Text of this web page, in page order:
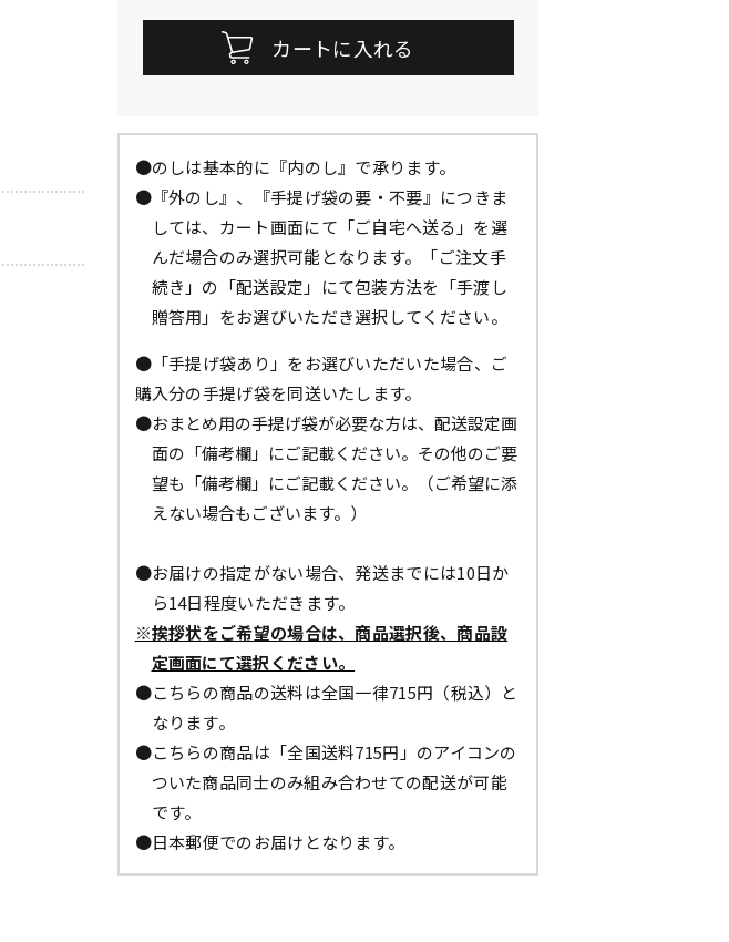
●のしは基本的に『内のし』で承ります。
●『外のし』、『手提げ袋の要・不要』につきま
しては、カート画面にて「ご自宅へ送る」を選
んだ場合のみ選択可能となります。「ご注文手
続き」の「配送設定」にて包装方法を「手渡し
贈答用」をお選びいただき選択してください。
●「手提げ袋あり」をお選びいただいた場合、ご
購入分の手提げ袋を同送いたします。
●おまとめ用の手提げ袋が必要な方は、配送設定画
面の「備考欄」にご記載ください。その他のご要
望も「備考欄」にご記載ください。（ご希望に添
えない場合もございます。）
●お届けの指定がない場合、発送までには10日か
ら14日程度いただきます。
※挨拶状をご希望の場合は、商品選択後、商品設
定画面にて選択ください。
●こちらの商品の送料は全国一律715円（税込）と
なります。
●こちらの商品は「全国送料715円」のアイコンの
ついた商品同士のみ組み合わせての配送が可能
です。
●日本郵便でのお届けとなります。